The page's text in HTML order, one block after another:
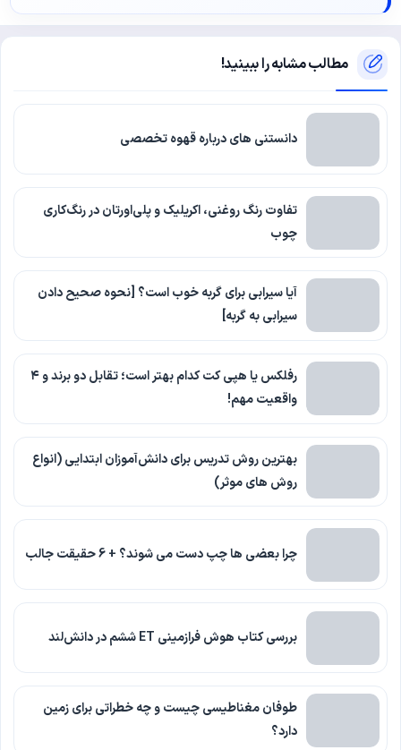
مطالب مشابه را ببینید!
دانستنی های درباره قهوه تخصصی
تفاوت رنگ روغنی، اکریلیک و پلی‌اورتان در رنگ‌کاری
چوب
آیا سیرابی برای گربه خوب است؟ [نحوه صحیح دادن
سیرابی به گربه]
رفلکس یا هپی کت کدام بهتر است؛ تقابل دو برند و ۴
واقعیت مهم!
بهترین روش تدریس برای دانش‌آموزان ابتدایی (انواع
روش های موثر)
چرا بعضی ها چپ دست می شوند؟ + 6 حقیقت جالب
بررسی کتاب هوش فرازمینی ET ششم در دانش‌لند
طوفان مغناطیسی چیست و چه خطراتی برای زمین
دارد؟